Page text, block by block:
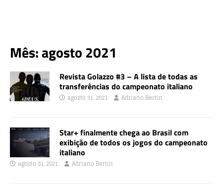
Mês:agosto 2021
Revista Golazzo #3 – A lista de todas as
transferências do campeonato italiano
agosto 31, 2021 Adriano Bertin
Star+ finalmente chega ao Brasil com
exibição de todos os jogos do campeonato
italiano
agosto 31, 2021 Adriano Bertin